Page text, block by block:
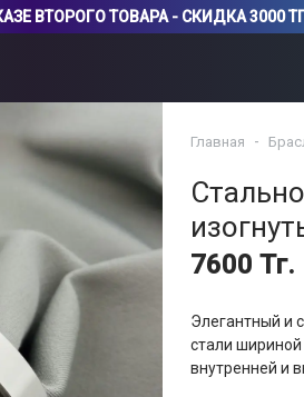
ВТОРОГО ТОВАРА - СКИДКА 3000
Главная
7600 Тг.
Элегантный и
стали шириной
внутренней и